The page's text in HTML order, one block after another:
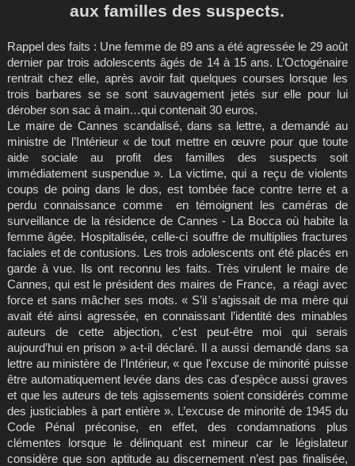
aux familles des suspects.
Rappel des faits : Une femme de 89 ans a été agressée le 29 août
dernier par trois adolescents âgés de 14 à 15 ans. L’Octogénaire
rentrait chez elle, après avoir fait quelques courses lorsque les
trois barbares se se sont sauvagement jetés sur elle pour lui
dérober son sac à main…qui contenait 30 euros.
Le maire de Cannes scandalisé, dans sa lettre, a demandé au
ministre de l’Intérieur « de tout mettre en œuvre pour que toute
aide sociale au profit des familles des suspects soit
immédiatement suspendue ». La victime, qui a reçu de violents
coups de poing dans le dos, est tombée face contre terre et a
perdu connaissance comme en témoignent les caméras de
surveillance de la résidence de Cannes - La Bocca où habite la
femme âgée. Hospitalisée, celle-ci souffre de multiplies fractures
faciales et de contusions. Les trois adolescents ont été placés en
garde à vue. Ils ont reconnu les faits. Très virulent le maire de
Cannes, qui est le président des maires de France, a réagi avec
force et sans mâcher ses mots. « S’il s’agissait de ma mère qui
avait été ainsi agressée, en connaissant l’identité des minables
auteurs de cette abjection, c’est peut-être moi qui serais
aujourd’hui en prison » a-t-il déclaré. Il a aussi demandé dans sa
lettre au ministère de l’Intérieur, « que l'excuse de minorité puisse
être automatiquement levée dans des cas d'espèce aussi graves
et que les auteurs de tels agissements soient considérés comme
des justiciables à part entière ». L’excuse de minorité de 1945 du
Code Pénal préconise, en effet, des condamnations plus
clémentes lorsque le délinquant est mineur car le législateur
considère que son aptitude au discernement n’est pas finalisée,